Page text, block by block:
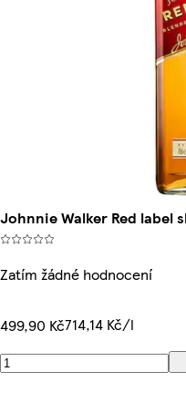
Johnnie Walker Red label
Zatím žádné hodnocení
499,90 Kč714,14 Kč/l